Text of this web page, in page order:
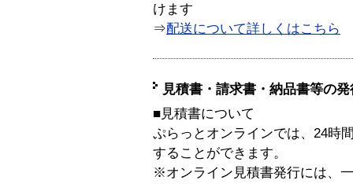
けます
⇒配送について詳しくはこちら
見積書・請求書・納品書等の
■見積書について
ぷらっとオンラインでは、24時
することができます。
※オンライン見積書発行には、